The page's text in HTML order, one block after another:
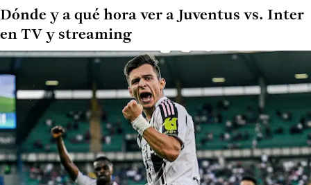
Dónde y a qué hora ver a Juventus vs. Inter
en TV y streaming